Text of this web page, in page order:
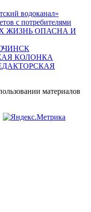
водоканал»
с потребителями
ЖИЗНЬ ОПАСНА И
КОЛОНКА
материалов